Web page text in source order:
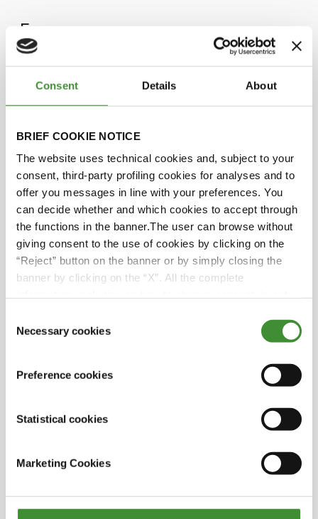
Consent Details About
BRIEF COOKIE NOTICE
The website uses technical cookies and, subject to your
consent, third-party profiling cookies for analyses and to
offer you messages in line with your preferences. You
can decide whether and which cookies to accept through
the functions in the banner.The user can browse without
giving consent to the use of cookies by clicking on the
“Reject” button on the banner or by simply closing the
banner by clicking on the “X”. All the complete
Selection
Necessary cookies
Preference cookies
Statistical cookies
Marketing Cookies
Главные герои
Four Bar S — это семейный бизнес,
основанный в 1986 году родителями Chad
Schmidt.
превратилось в масштабное предприятие,
охватывающее 400 миль от Oklahoma до
ни одного повреждения борта за более чем
Они используют органические удобрения для
Four Bar S доверяет шинам BKT за их